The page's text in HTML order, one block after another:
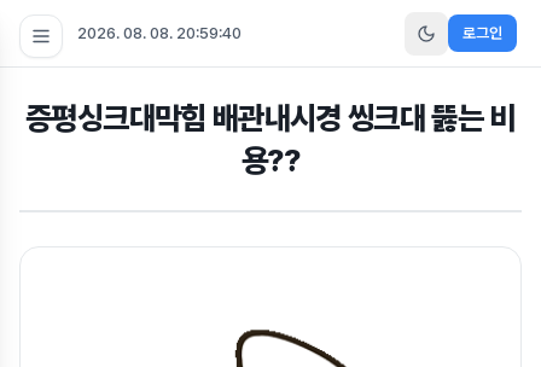
2026. 08. 08. 20:59:41 로그인
증평싱크대막힘 배관내시경 씽크대 뚫는 비
용??